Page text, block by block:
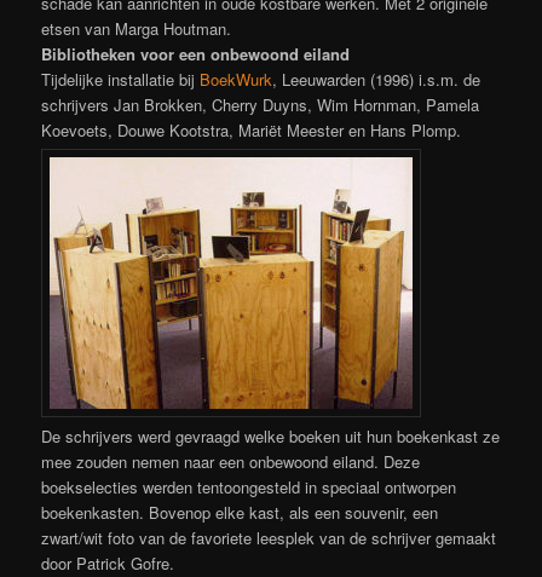
etsen van Marga Houtman.
Bibliotheken voor een onbewoond eiland
Tijdelijke installatie bij BoekWurk, Leeuwarden (1996) i.s.m. de
schrijvers Jan Brokken, Cherry Duyns, Wim Hornman, Pamela
Koevoets, Douwe Kootstra, Mariët Meester en Hans Plomp.
De schrijvers werd gevraagd welke boeken uit hun boekenkast ze
mee zouden nemen naar een onbewoond eiland. Deze
boekselecties werden tentoongesteld in speciaal ontworpen
boekenkasten. Bovenop elke kast, als een souvenir, een
zwart/wit foto van de favoriete leesplek van de schrijver gemaakt
door Patrick Gofre.